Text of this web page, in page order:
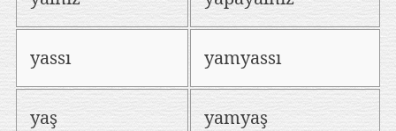
yassı yamyassı
yaş yamyaş